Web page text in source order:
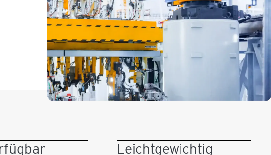
Leichtgewichtig